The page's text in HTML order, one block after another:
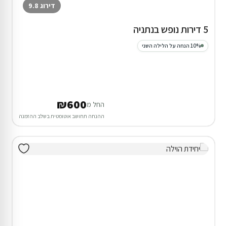
דירוג 9.8
5 דירות נופש בנתניה
10% הנחה על הלילה השני
החל מ₪600
ההנחה תחושב אוטומטית בשלב ההזמנה